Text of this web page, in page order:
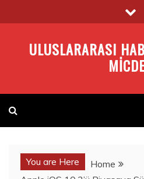
to
ULUSLARARASI
You are Here
Home